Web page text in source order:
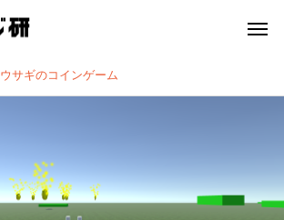
プロクラ Hatch夙
ウサギのコインゲーム